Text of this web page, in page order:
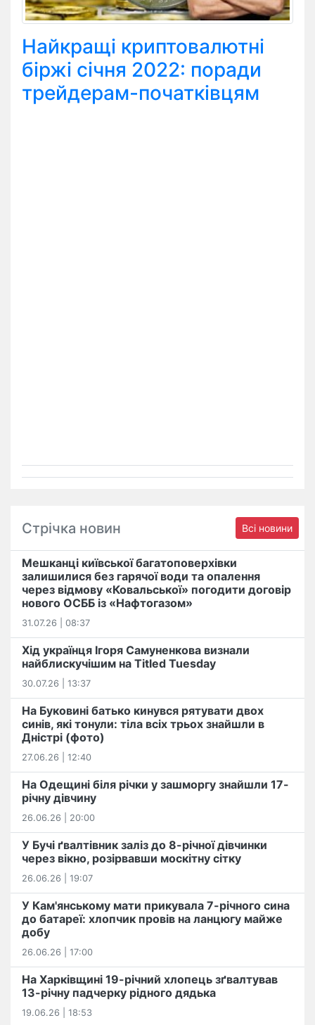
Найкращі криптовалютні
біржі січня 2022: поради
трейдерам-початківцям
Стрічка новин Всі новини
Мешканці київської багатоповерхівки
залишилися без гарячої води та опалення
через відмову «Ковальської» погодити договір
нового ОСББ із «Нафтогазом»
31.07.26 | 08:37
Хід українця Ігоря Самуненкова визнали
найблискучішим на Titled Tuesday
30.07.26 | 13:37
На Буковині батько кинувся рятувати двох
синів, які тонули: тіла всіх трьох знайшли в
Дністрі (фото)
27.06.26 | 12:40
На Одещині біля річки у зашморгу знайшли 17-
річну дівчину
26.06.26 | 20:00
У Бучі ґвалтівник заліз до 8-річної дівчинки
через вікно, розірвавши москітну сітку
26.06.26 | 19:07
У Кам'янському мати прикувала 7-річного сина
до батареї: хлопчик провів на ланцюгу майже
добу
26.06.26 | 17:00
На Харківщині 19-річний хлопець​ ️зґвалтував
13-річну падчерку рідного дядька
19.06.26 | 18:53